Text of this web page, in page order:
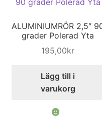
ALUMINIUMRÖR 2,5″
grader Polerad Yta
195,00kr
Lägg till i
varukorg